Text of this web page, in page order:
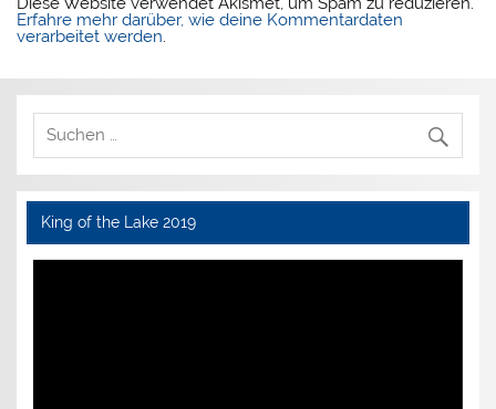
Erfahre mehr darüber, wie deine Kommentardaten
verarbeitet werden.
King of the Lake 2019
Video-